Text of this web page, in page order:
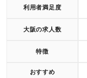
利用者満足度
大阪の求人数
特徴
おすすめ